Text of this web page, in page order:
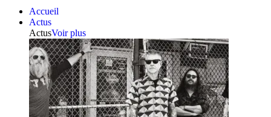
Accueil
Actus
ActusVoir plus